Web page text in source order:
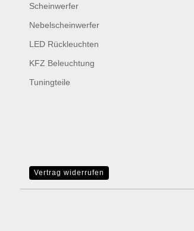
Scheinwerfer
Nebelscheinwerfer
LED Rückleuchten
KFZ Beleuchtung
Tuningteile
Vertrag widerrufen